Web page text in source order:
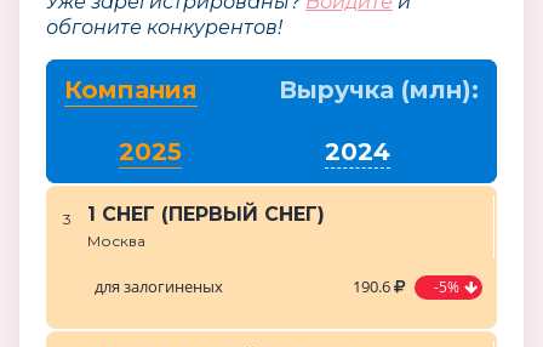
обгоните конкурентов!
Компания Выручка (млн):
2025 2024
3 1 СНЕГ (ПЕРВЫЙ СНЕГ)
Москва
для залогиненых 190.6 -5%